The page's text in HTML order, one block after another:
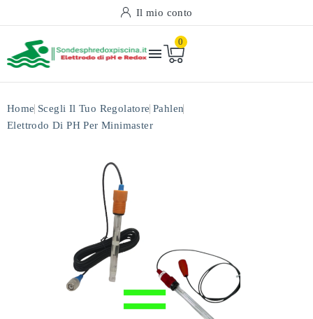
Il mio conto

0
Home Scegli Il Tuo Regolatore Pahlen
Elettrodo Di PH Per Minimaster